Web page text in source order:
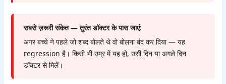
सबसे ज़रूरी संकेत — तुरंत डॉक्टर के पास जाएं:
अगर बच्चे ने पहले जो शब्द बोलते थे वो बोलना बंद कर दिया — यह
regression है। किसी भी उम्र में यह हो, उसी दिन या अगले दिन
डॉक्टर से मिलें।